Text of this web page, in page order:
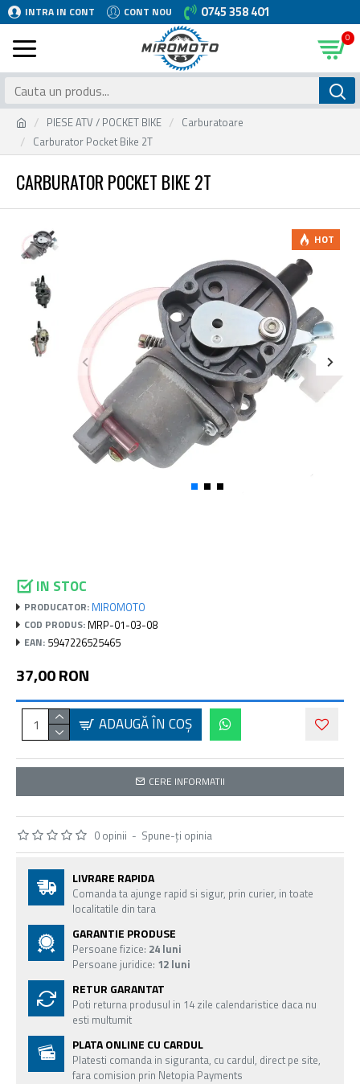
INTRA IN CONT CONT NOU 0745 358 401
0
PIESE ATV / POCKET BIKE
Carburatoare
Carburator Pocket Bike 2T
CARBURATOR POCKET BIKE 2T
HOT
IN STOC
PRODUCATOR: MIROMOTO
COD PRODUS: MRP-01-03-08
EAN: 5947226525465
0 opinii - Spune-ţi opinia
37,00 RON
ADAUGĂ ÎN COŞ
CERE INFORMATII
LIVRARE RAPIDA
Comanda ta ajunge rapid si sigur, prin curier, in toate
localitatile din tara
GARANTIE PRODUSE
Persoane fizice: 24 luni
Persoane juridice: 12 luni
RETUR GARANTAT
Poti returna produsul in 14 zile calendaristice daca nu
esti multumit
PLATA ONLINE CU CARDUL
Platesti comanda in siguranta, cu cardul, direct pe site,
fara comision prin Netopia Payments